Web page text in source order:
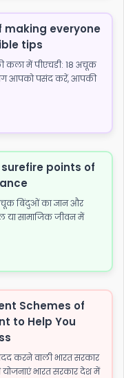
making everyone
tips
कला में पीएचडी: 18 अचूक
आपको पसंद करें, आपकी
surefire points of
बिंदुओं का ज्ञान और
या सामाजिक जीवन में
Schemes of
to Help You
करने वाली भारत सरकार
भारत सरकार देश में